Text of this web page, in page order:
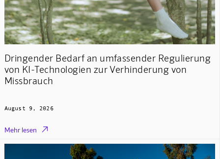
Dringender Bedarf an umfassender Regulierung
von KI-Technologien zur Verhinderung von
Missbrauch
August 9, 2026
Mehr lesen 